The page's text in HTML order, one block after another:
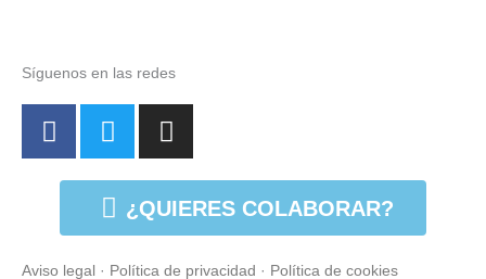
Síguenos en las redes
F
a
b
T
w
t
t
I
n
t
a
¿QUIERES COLABORAR?
Aviso legal · Política de privacidad · Política de cookies